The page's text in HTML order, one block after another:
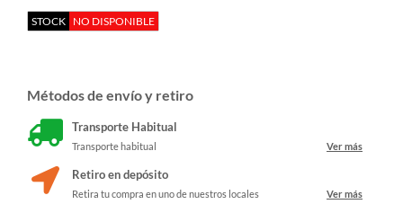
STOCK NO DISPONIBLE
Métodos de envío y retiro
Transporte Habitual
Transporte habitual Ver más
Retiro en depósito
Retira tu compra en uno de nuestros locales Ver más